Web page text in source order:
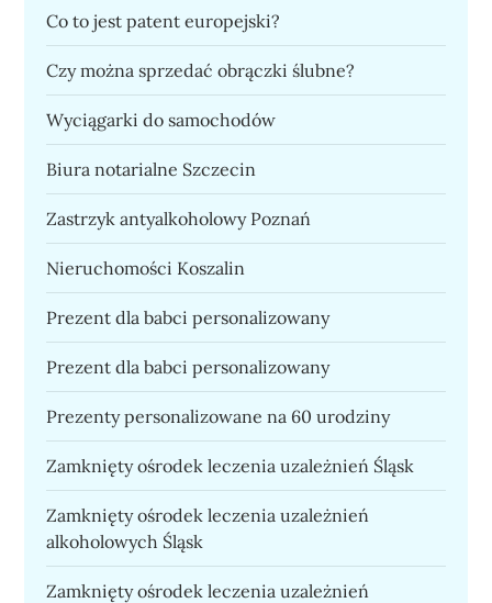
Co to jest patent europejski?
Czy można sprzedać obrączki ślubne?
Wyciągarki do samochodów
Biura notarialne Szczecin
Zastrzyk antyalkoholowy Poznań
Nieruchomości Koszalin
Prezent dla babci personalizowany
Prezent dla babci personalizowany
Prezenty personalizowane na 60 urodziny
Zamknięty ośrodek leczenia uzależnień Śląsk
Zamknięty ośrodek leczenia uzależnień
alkoholowych Śląsk
Zamknięty ośrodek leczenia uzależnień